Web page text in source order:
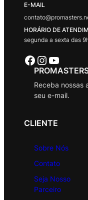
E-MAIL
HORÁRIO DE
segunda a sexta das
Facebook Instagram Youtube
Receba nossas
seu e-mail.
CLIENTE
Sobre Nós
Contato
Seja Nosso
Parceiro